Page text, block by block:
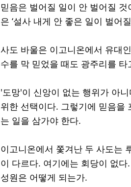
믿음은 벌어질 일이 안 벌어질
은 ‘설사 내게 안 좋은 일이 벌어
사도 바울은 이고니온에서 유대
수를 막 믿었을 때도 광주리를
'도망'이 신앙이 없는 행위가 아
위한 선택이다. 그렇기에 믿음을
는 일을 삼가야 한다.
이고니온에서 쫓겨난 두 사도는
이 다르다. 여기에는 회당이 없
성원은 어떻게 되는가.